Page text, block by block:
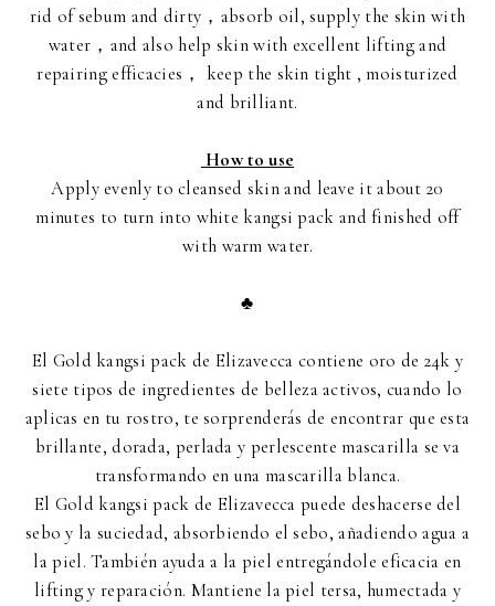
rid of sebum and dirty，absorb oil, supply the skin with
water，and also help skin with excellent lifting and
repairing efficacies， keep the skin tight , moisturized
and brilliant.
How to use
Apply evenly to cleansed skin and leave it about 20
minutes to turn into white kangsi pack and finished off
with warm water.
♣
El Gold kangsi pack de Elizavecca contiene oro de 24k y
siete tipos de ingredientes de belleza activos, cuando lo
aplicas en tu rostro, te sorprenderás de encontrar que esta
brillante, dorada, perlada y perlescente mascarilla se va
transformando en una mascarilla blanca.
El Gold kangsi pack de Elizavecca puede deshacerse del
sebo y la suciedad, absorbiendo el sebo, añadiendo agua a
la piel. También ayuda a la piel entregándole eficacia en
lifting y reparación. Mantiene la piel tersa, humectada y